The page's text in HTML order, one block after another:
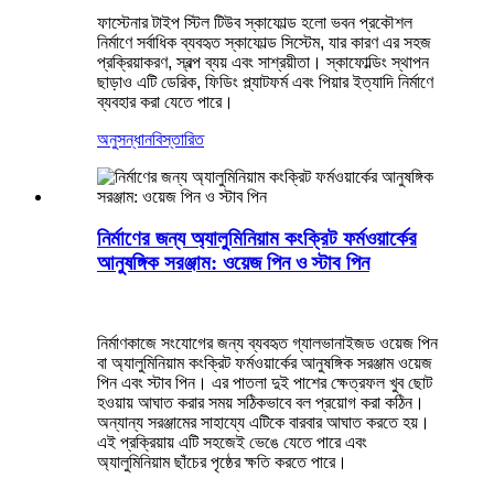
ফাস্টেনার টাইপ স্টিল টিউব স্কাফোল্ড হলো ভবন প্রকৌশল
নির্মাণে সর্বাধিক ব্যবহৃত স্কাফোল্ড সিস্টেম, যার কারণ এর সহজ
প্রক্রিয়াকরণ, স্বল্প ব্যয় এবং সাশ্রয়ীতা। স্কাফোল্ডিং স্থাপন
ছাড়াও এটি ডেরিক, ফিডিং প্ল্যাটফর্ম এবং পিয়ার ইত্যাদি নির্মাণে
ব্যবহার করা যেতে পারে।
অনুসন্ধানবিস্তারিত
নির্মাণের জন্য অ্যালুমিনিয়াম কংক্রিট ফর্মওয়ার্কের
আনুষঙ্গিক সরঞ্জাম: ওয়েজ পিন ও স্টাব পিন
নির্মাণকাজে সংযোগের জন্য ব্যবহৃত গ্যালভানাইজড ওয়েজ পিন
বা অ্যালুমিনিয়াম কংক্রিট ফর্মওয়ার্কের আনুষঙ্গিক সরঞ্জাম ওয়েজ
পিন এবং স্টাব পিন। এর পাতলা দুই পাশের ক্ষেত্রফল খুব ছোট
হওয়ায় আঘাত করার সময় সঠিকভাবে বল প্রয়োগ করা কঠিন।
অন্যান্য সরঞ্জামের সাহায্যে এটিকে বারবার আঘাত করতে হয়।
এই প্রক্রিয়ায় এটি সহজেই ভেঙে যেতে পারে এবং
অ্যালুমিনিয়াম ছাঁচের পৃষ্ঠের ক্ষতি করতে পারে।